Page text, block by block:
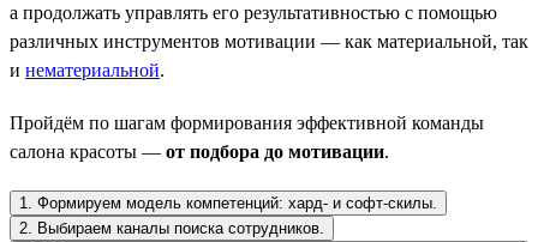
а продолжать управлять его результативностью с помощью
различных инструментов мотивации — как материальной, так
и нематериальной.
Пройдём по шагам формирования эффективной команды
салона красоты — от подбора до мотивации.
1. Формируем модель компетенций: хард- и софт-скилы.
2. Выбираем каналы поиска сотрудников.